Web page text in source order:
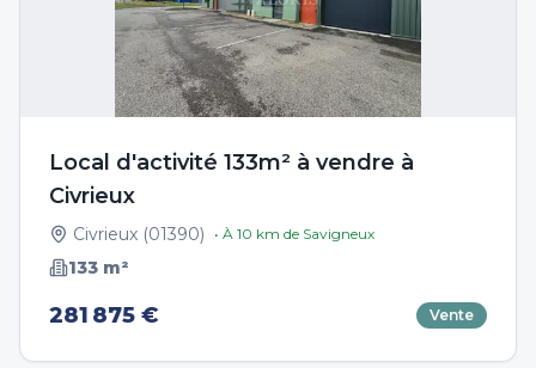
Local d'activité 133m² à vendre à
Civrieux
Civrieux (01390) • À 10 km de Savigneux
133 m²
281 875 € Vente